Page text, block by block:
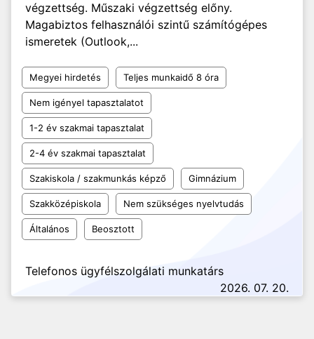
végzettség. Műszaki végzettség előny.
Magabiztos felhasználói szintű számítógépes
ismeretek (Outlook,...
Megyei hirdetés Teljes munkaidő 8 óra
Nem igényel tapasztalatot
1-2 év szakmai tapasztalat
2-4 év szakmai tapasztalat
Szakiskola / szakmunkás képző Gimnázium
Szakközépiskola Nem szükséges nyelvtudás
Általános Beosztott
Telefonos ügyfélszolgálati munkatárs
2026. 07. 20.